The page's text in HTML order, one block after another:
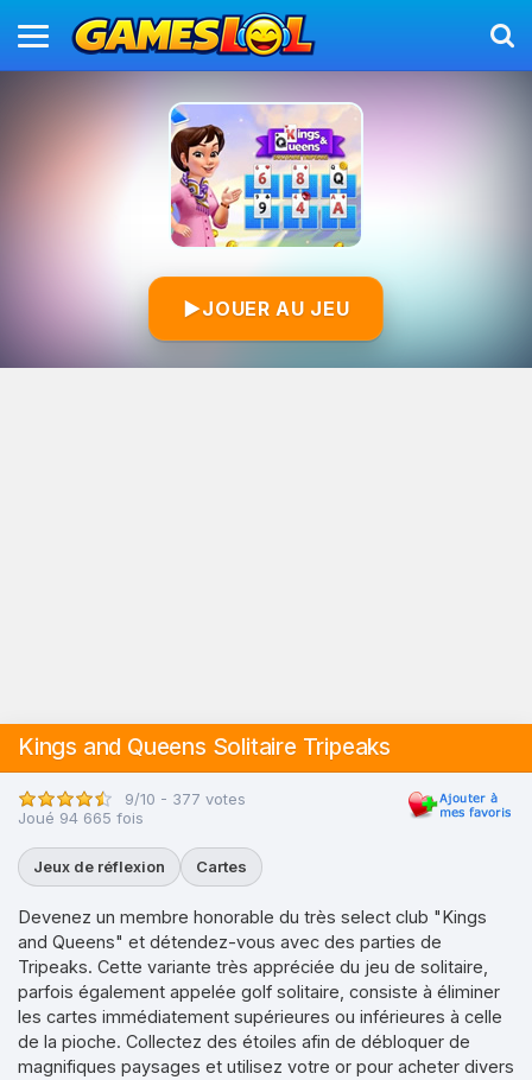
▶JOUER AU JEU
Kings and Queens Solitaire Tripeaks
9/10 - 377 votes
Joué 94 665 fois
Jeux de réflexion Cartes
Devenez un membre honorable du très select club "Kings
and Queens" et détendez-vous avec des parties de
Tripeaks. Cette variante très appréciée du jeu de solitaire,
parfois également appelée golf solitaire, consiste à éliminer
les cartes immédiatement supérieures ou inférieures à celle
de la pioche. Collectez des étoiles afin de débloquer de
magnifiques paysages et utilisez votre or pour acheter divers